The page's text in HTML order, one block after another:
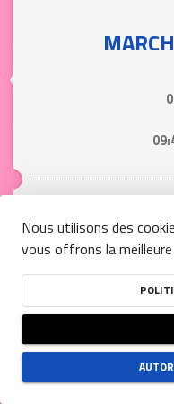
Nous utilisons des
vous offrons la